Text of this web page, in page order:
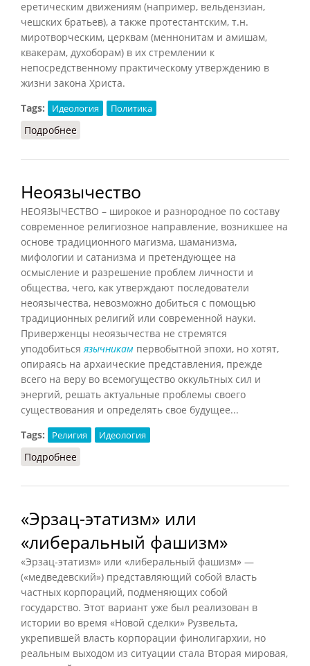
еретическим движениям (например, вельдензиан,
чешских братьев), а также протестантским, т.н.
миротворческим, церквам (меннонитам и амишам,
квакерам, духоборам) в их стремлении к
непосредственному практическому утверждению в
жизни закона Христа.
Tags:
Идеология Политика
Подробнее
Неоязычество
НЕОЯЗЫЧЕСТВО – широкое и разнородное по составу
современное религиозное направление, возникшее на
основе традиционного магизма, шаманизма,
мифологии и сатанизма и претендующее на
осмысление и разрешение проблем личности и
общества, чего, как утверждают последователи
неоязычества, невозможно добиться с помощью
традиционных религий или современной науки.
Приверженцы неоязычества не стремятся
уподобиться язычникам первобытной эпохи, но хотят,
опираясь на архаические представления, прежде
всего на веру во всемогущество оккультных сил и
энергий, решать актуальные проблемы своего
существования и определять свое будущее...
Tags:
Религия Идеология
Подробнее
«Эрзац-этатизм» или
«либеральный фашизм»
«Эрзац-этатизм» или «либеральный фашизм» —
(«медведевский») представляющий собой власть
частных корпораций, подменяющих собой
государство. Этот вариант уже был реализован в
истории во время «Новой сделки» Рузвельта,
укрепившей власть корпорации финолигархии, но
реальным выходом из ситуации стала Вторая мировая,